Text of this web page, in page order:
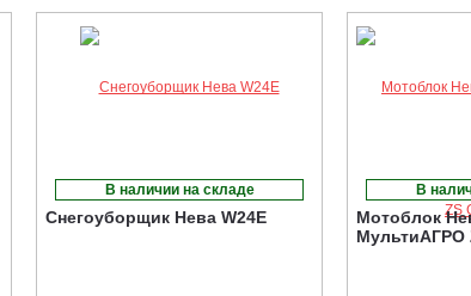
В наличии на складе
Снегоуборщик Нева W24E
В
Мотоблок
МультиАГРО